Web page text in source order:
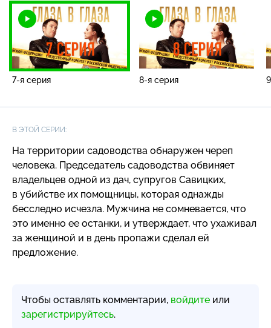
7-я серия 8-я серия
В ЭТОЙ СЕРИИ:
На территории садоводства обнаружен череп
человека. Председатель садоводства обвиняет
владельцев одной из дач, супругов Савицких,
в убийстве их помощницы, которая однажды
бесследно исчезла. Мужчина не сомневается, что
это именно ее останки, и утверждает, что ухаживал
за женщиной и в день пропажи сделал ей
предложение.
Чтобы оставлять комментарии, войдите или
зарегистрируйтесь.